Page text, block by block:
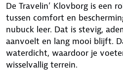
De Travelin’ Klovborg is een
tussen comfort en
nubuck leer. Dat is stevig,
aanvoelt en lang mooi blijft.
waterdicht, waardoor je
wisselvallig terrein.